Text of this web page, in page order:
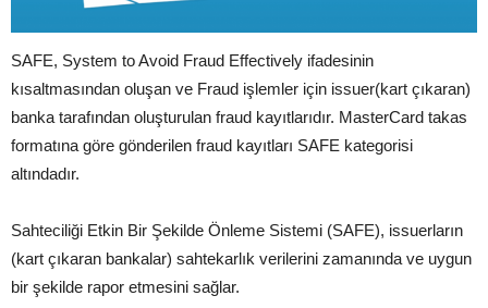
SAFE, System to Avoid Fraud Effectively ifadesinin
kısaltmasından oluşan ve Fraud işlemler için issuer(kart çıkaran)
banka tarafından oluşturulan fraud kayıtlarıdır. MasterCard takas
formatına göre gönderilen fraud kayıtları SAFE kategorisi
altındadır.
Sahteciliği Etkin Bir Şekilde Önleme Sistemi (SAFE), issuerların
(kart çıkaran bankalar) sahtekarlık verilerini zamanında ve uygun
bir şekilde rapor etmesini sağlar.